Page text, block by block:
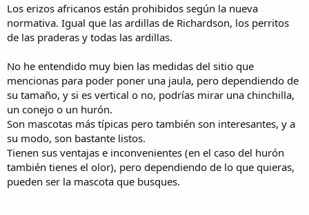
Los erizos africanos están prohibidos según la nueva
normativa. Igual que las ardillas de Richardson, los perritos
de las praderas y todas las ardillas.
No he entendido muy bien las medidas del sitio que
mencionas para poder poner una jaula, pero dependiendo de
su tamaño, y si es vertical o no, podrías mirar una chinchilla,
un conejo o un hurón.
Son mascotas más típicas pero también son interesantes, y a
su modo, son bastante listos.
Tienen sus ventajas e inconvenientes (en el caso del hurón
también tienes el olor), pero dependiendo de lo que quieras,
pueden ser la mascota que busques.